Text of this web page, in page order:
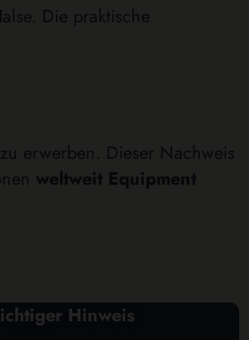
Die praktische
zu erwerben. Dieser Nachweis
weltweit Equipment
Hinweis